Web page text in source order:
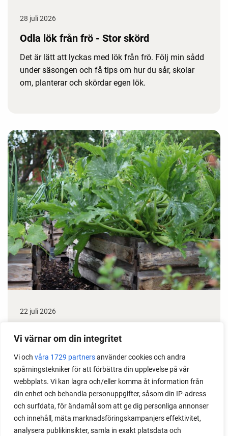
Vi värnar om din integritet
Vi och våra 1729 partnersanvänder cookies och andra
spårningstekniker för att förbättra din upplevelse på vår
webbplats. Vi kan lagra och/eller komma åt information från
din enhet och behandla personuppgifter, såsom din IP-adress
och surfdata, för ändamål som att ge dig personliga annonser
och innehåll, mäta marknadsföringskampanjers effektivitet,
analysera publikinsikter, samla in exakt platsdata och
28 juli 2026
Odla lök från frö - Stor skörd
Det är lätt att lyckas med lök från frö. Följ min sådd
under säsongen och få tips om hur du sår, skolar
om, planterar och skördar egen lök.
22 juli 2026
växter i en pallkrage tillsammans med andra växter.
Perfekt om du vill odla mycket i på liten yta.